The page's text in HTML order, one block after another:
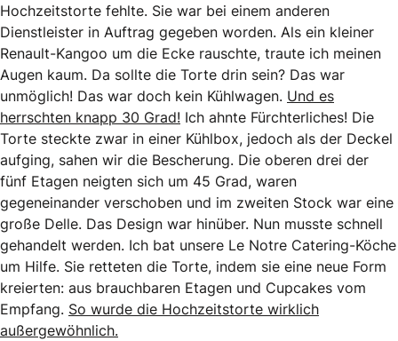
Hochzeitstorte fehlte. Sie war bei einem anderen
Dienstleister in Auftrag gegeben worden. Als ein kleiner
Renault-Kangoo um die Ecke rauschte, traute ich meinen
Augen kaum. Da sollte die Torte drin sein? Das war
unmöglich! Das war doch kein Kühlwagen. Und es
herrschten knapp 30 Grad! Ich ahnte Fürchterliches! Die
Torte steckte zwar in einer Kühlbox, jedoch als der Deckel
aufging, sahen wir die Bescherung. Die oberen drei der
fünf Etagen neigten sich um 45 Grad, waren
gegeneinander verschoben und im zweiten Stock war eine
große Delle. Das Design war hinüber. Nun musste schnell
gehandelt werden. Ich bat unsere Le Notre Catering-Köche
um Hilfe. Sie retteten die Torte, indem sie eine neue Form
kreierten: aus brauchbaren Etagen und Cupcakes vom
Empfang. So wurde die Hochzeitstorte wirklich
außergewöhnlich.